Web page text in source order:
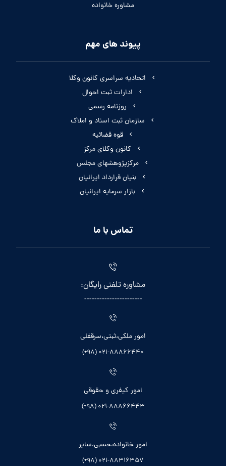
مشاوره خانواده
پیوند های مهم
اتحادیه سراسری کانون وکلا
ادارات ثبت احوال
روزنامه رسمی
سازمان ثبت اسناد و املاک
قوه قضائیه
کانون وکلای مرکز
مرکزپژوهشهای مجلس
بنیان قرارداد ایرانیان
بازار سرمایه ایرانیان
تماس با ما
مشاوره تلفنی رایگان:
-----------------------
امور ملکی،ثبتی،سرقفلی
021-88866440 (98+)
امور کیفری و حقوقی
021-88866443 (98+)
امور خانواده،حسبی،سایر
021-88316357 (98+)